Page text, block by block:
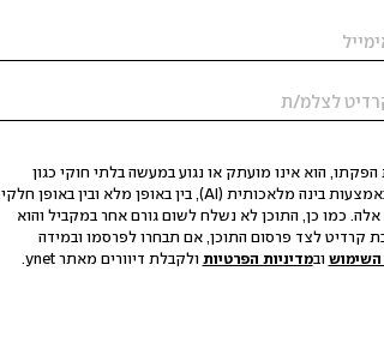
הוא אינו מועתק או נגוע במעשה בלתי חוקי כגון
הסגת גבול ופגיעה בפרטיות. התוכן לא הופק, לא נערך ולא עבר כל עיבוד באמצעות בינה מלאכותית (AI), בין באופן מלא ובין באופן חלקי.
כמו כן, התוכן לא נשלח לשום גורם אחר במקביל והוא
קרדיט לצד פרסום התוכן, אם תבחרו לפרסמו ובמידה
השימוש ובמדיניות הפרטיות ולקבלת דיוורים מאתר ynet.